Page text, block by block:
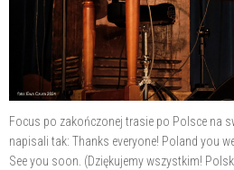
Focus po zakończonej trasie po Polsce na
napisali tak: Thanks everyone! Poland you
See you soon. (Dziękujemy wszystkim!